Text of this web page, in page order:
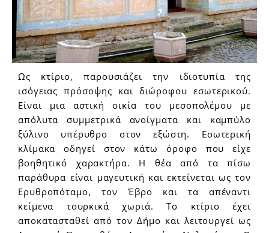
Ως κτίριο, παρουσιάζει την ιδιοτυπία της
ισόγειας πρόσοψης και διώροφου εσωτερικού.
Είναι μια αστική οικία του μεσοπολέμου με
απόλυτα συμμετρικά ανοίγματα και καμπύλο
ξύλινο υπέρυθρο στον εξώστη. Εσωτερική
κλίμακα οδηγεί στον κάτω όροφο που είχε
βοηθητικό χαρακτήρα. Η θέα από τα πίσω
παράθυρα είναι μαγευτική και εκτείνεται ως τον
Ερυθροπόταμο, τον Έβρο και τα απέναντι
κείμενα τουρκικά χωριά. Το κτίριο έχει
αποκατασταθεί από τον Δήμο και λειτουργεί ως